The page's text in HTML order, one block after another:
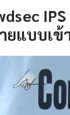
ยแบบเข้